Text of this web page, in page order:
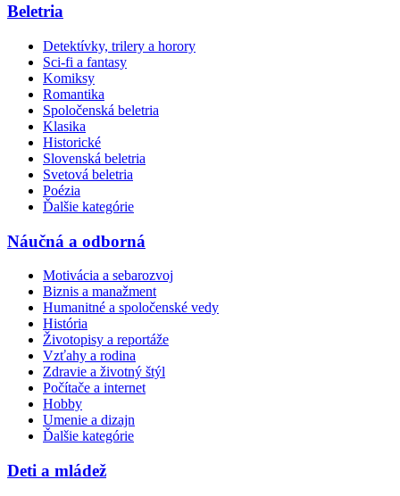
Beletria
Detektívky, trilery a horory
Sci-fi a fantasy
Komiksy
Romantika
Spoločenská beletria
Klasika
Historické
Slovenská beletria
Svetová beletria
Poézia
Ďalšie kategórie
Náučná a odborná
Motivácia a sebarozvoj
Biznis a manažment
Humanitné a spoločenské vedy
História
Životopisy a reportáže
Vzťahy a rodina
Zdravie a životný štýl
Počítače a internet
Hobby
Umenie a dizajn
Ďalšie kategórie
Deti a mládež